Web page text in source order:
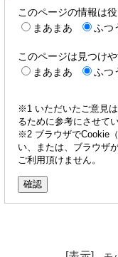
このページの情報は
まあまあ
ふつ
このページは見つけ
まあまあ
ふつ
※1 いただいたご意見
るために参考にさせて
※2 ブラウザでCookie
い、または、ブラウザ
ご利用頂けません。